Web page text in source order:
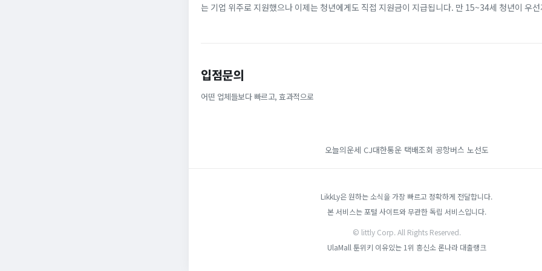
는 기업 위주로 지원했으나 이제는 청년에게도 직접 지원금이 지급됩니다. 만 15~34세 청년이 우
입점문의
어떤 업체들보다 빠르고, 효과적으로
오늘의운세 CJ대한통운 택배조회 공항버스 노선도
LikkLy은 원하는 소식을 가장 빠르고 정확하게 전달합니다.
본 서비스는 포털 사이트와 무관한 독립 서비스입니다.
© littly Corp. All Rights Reserved.
UlaMall 툰위키 이유있는 1위 흥신소 론나라 대출랭크